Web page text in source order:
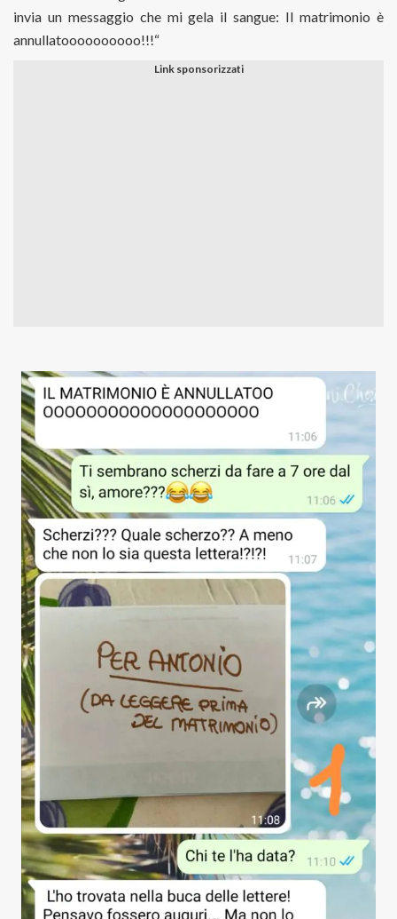
invia un messaggio che mi gela il sangue: Il matrimonio è
annullatoooooooooo!!!“